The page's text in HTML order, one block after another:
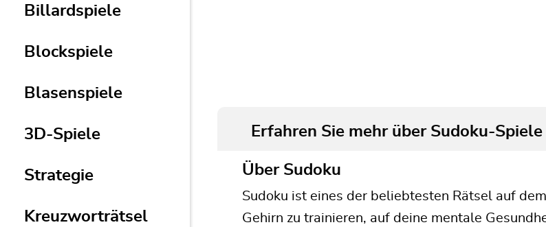
Billardspiele
Blockspiele
Blasenspiele
3D-Spiele
Strategie
Kreuzworträtsel
Erfahren Sie mehr über Sudoku-Spiele
Über Sudoku
Sudoku ist eines der beliebtesten Rätsel auf
Gehirn zu trainieren, auf deine mentale